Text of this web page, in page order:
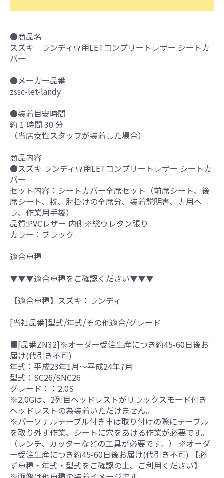
●商品名
スズキ ランディ専用LETコンプリートレザー シートカ
バー
●メーカー品番
zssc-let-landy
●装着目安時間
約 1 時間 30 分
（当店女性スタッフが装着した場合）
商品内容
●スズキ ランディ専用LETコンプリートレザー シートカ
バー
セット内容：シートカバー全席セット（前席シート、後
席シート、枕、肘掛けの全席分、装着説明書、専用ヘ
ラ、作業用手袋）
品質:PVCレザー 内側※総ウレタン張り
カラー：ブラック
適合車種
▼▼▼適合車種をご確認ください▼▼▼
【適合車種】スズキ：ランディ
[当社品番]型式/年式/その他適合/グレード
■[品番ZN32]※オーダー受注生産につき約45-60日後お
届け(代引き不可)
年式：平成23年1月～平成24年7月
型式：SC26/SNC26
グレード：：2.0S
※2.0Gは、2列目ヘッドレストがリラックスモード付き
ヘッドレストの為装着いただけません。
※パーソナルテーブル付き車は取り付けの際にテーブル
を取り外す作業、シートに穴をあける作業が必要です。
（レンチ、カッターなどの工具が必要です。） ※オーダ
ー受注生産につき約45-60日後お届け(代引き不可) 【必
ず車種・年式・型式をご確認の上、ご利用ください】